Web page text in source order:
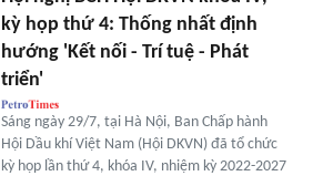
kỳ họp thứ 4: Thống nhất định
hướng 'Kết nối - Trí tuệ - Phát
triển'
Sáng ngày 29/7, tại Hà Nội, Ban Chấp hành
Hội Dầu khí Việt Nam (Hội DKVN) đã tổ chức
kỳ họp lần thứ 4, khóa IV, nhiệm kỳ 2022-2027